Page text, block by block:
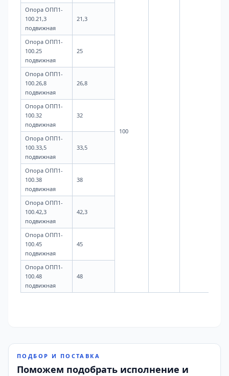
100
Опора ОПП1-
100.21,3
подвижная
21,3
Опора ОПП1-
100.25
подвижная
25
Опора ОПП1-
100.26,8
подвижная
26,8
Опора ОПП1-
100.32
подвижная
32
Опора ОПП1-
100.33,5
подвижная
33,5
Опора ОПП1-
100.38
подвижная
38
Опора ОПП1-
100.42,3
подвижная
42,3
Опора ОПП1-
100.45
подвижная
45
Опора ОПП1-
100.48
подвижная
48
ПОДБОР И ПОСТАВКА
Поможем подобрать исполнение и